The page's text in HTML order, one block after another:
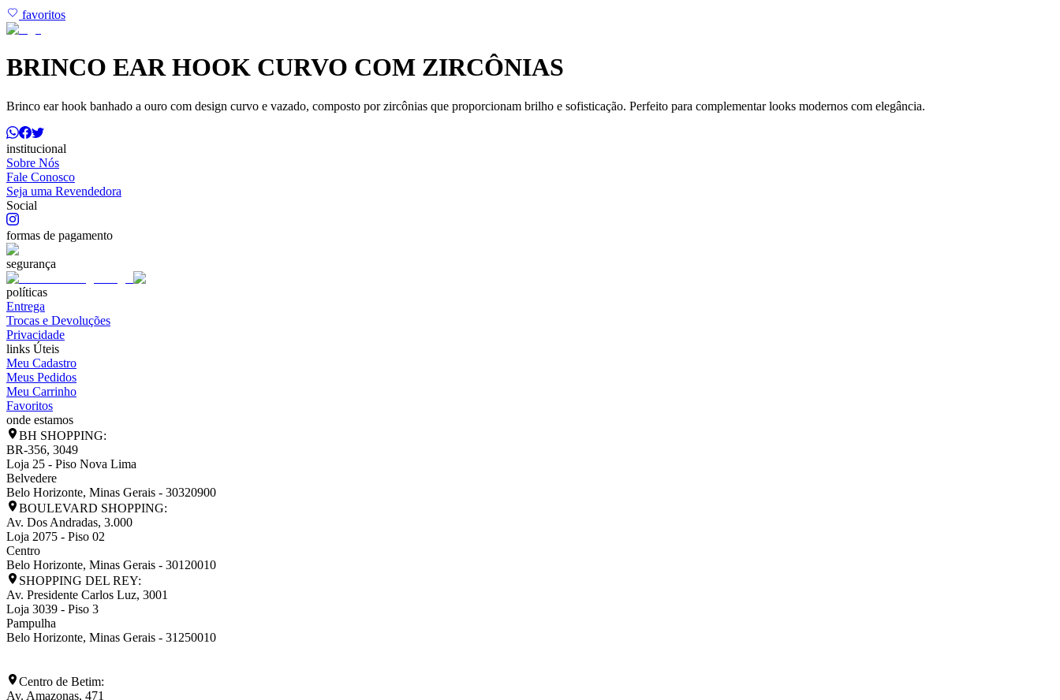
favoritos
BRINCO EAR HOOK CURVO COM ZIRCÔNIAS
Brinco ear hook banhado a ouro com design curvo e vazado, composto por zircônias que proporcionam brilho e sofisticação. Perfeito para complementar looks modernos com elegância.
institucional
Sobre Nós
Fale Conosco
Seja uma Revendedora
Social
formas de pagamento
segurança
políticas
Entrega
Trocas e Devoluções
Privacidade
links Úteis
Meu Cadastro
Meus Pedidos
Meu Carrinho
Favoritos
onde estamos
BH SHOPPING:
BR-356, 3049
Loja 25 - Piso Nova Lima
Belvedere
Belo Horizonte, Minas Gerais - 30320900
BOULEVARD SHOPPING:
Av. Dos Andradas, 3.000
Loja 2075 - Piso 02
Centro
Belo Horizonte, Minas Gerais - 30120010
SHOPPING DEL REY:
Av. Presidente Carlos Luz, 3001
Loja 3039 - Piso 3
Pampulha
Belo Horizonte, Minas Gerais - 31250010
Centro de Betim:
Av. Amazonas, 471